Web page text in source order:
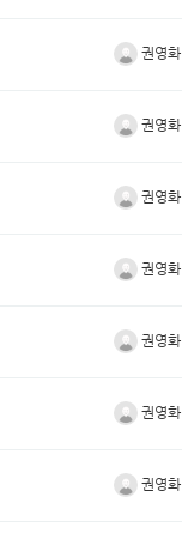
권영화
권영화
권영화
권영화
권영화
권영화
권영화